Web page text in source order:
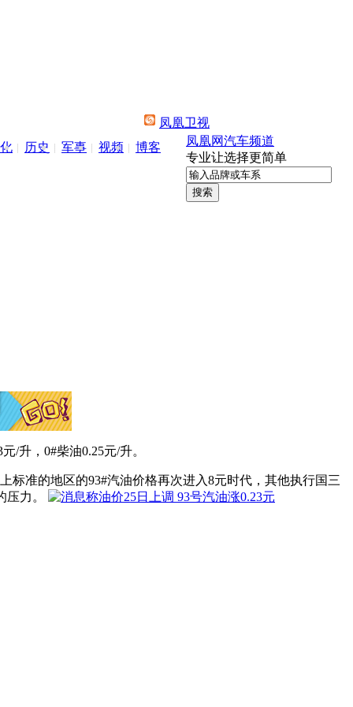
凤凰卫视
历史 军事 视频 博客
凤凰网汽车频道
专业让选择更简单
/升，0#柴油0.25元/升。
标准的地区的93#汽油价格再次进入8元时代，其他执行国三
压力。